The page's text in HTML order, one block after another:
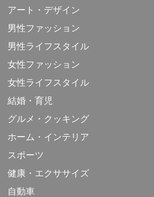
アート・デザイン
男性ファッション
男性ライフスタイル
女性ファッション
女性ライフスタイル
結婚・育児
グルメ・クッキング
ホーム・インテリア
スポーツ
健康・エクササイズ
自動車